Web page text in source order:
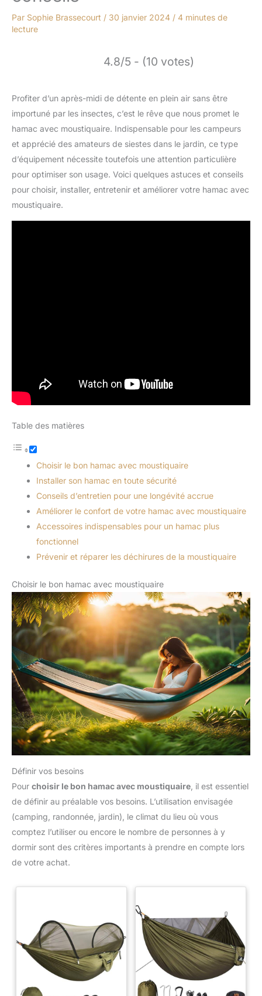
Par Sophie Brassecourt / 30 janvier 2024 / 4 minutes de
lecture
4.8/5 - (10 votes)
Profiter d’un après-midi de détente en plein air sans être
importuné par les insectes, c’est le rêve que nous promet le
hamac avec moustiquaire. Indispensable pour les campeurs
et apprécié des amateurs de siestes dans le jardin, ce type
d’équipement nécessite toutefois une attention particulière
pour optimiser son usage. Voici quelques astuces et conseils
pour choisir, installer, entretenir et améliorer votre hamac avec
moustiquaire.
Table des matières
Choisir le bon hamac avec moustiquaire
Installer son hamac en toute sécurité
Conseils d’entretien pour une longévité accrue
Améliorer le confort de votre hamac avec moustiquaire
Accessoires indispensables pour un hamac plus
fonctionnel
Prévenir et réparer les déchirures de la moustiquaire
Choisir le bon hamac avec moustiquaire
Définir vos besoins
Pour choisir le bon hamac avec moustiquaire , il est essentiel
de définir au préalable vos besoins. L’utilisation envisagée
(camping, randonnée, jardin), le climat du lieu où vous
comptez l’utiliser ou encore le nombre de personnes à y
dormir sont des critères importants à prendre en compte lors
de votre achat.